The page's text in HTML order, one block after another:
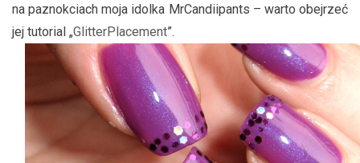
na paznokciach moja idolka MrCandiipants – warto obejrzeć
jej tutorial „GlitterPlacement”.